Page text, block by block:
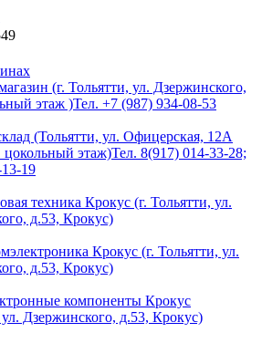
(г. Тольятти, ул. Дзержинского,
этаж )Тел. +7 (987) 934-08-53
(Тольятти, ул. Офицерская, 12А
цокольный этаж)Тел. 8(917) 014-33-28;
19
техника Крокус (г. Тольятти, ул.
д.53, Крокус)
Крокус (г. Тольятти, ул.
д.53, Крокус)
компоненты Крокус
Дзержинского, д.53, Крокус)